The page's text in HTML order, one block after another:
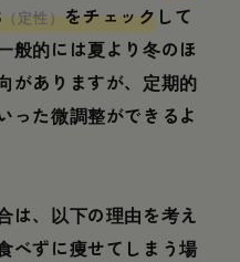
（定性）をチェックして
般的には夏より冬のほ
がありますが、定期的
った微調整ができるよ
は、以下の理由を考え
べずに痩せてしまう場